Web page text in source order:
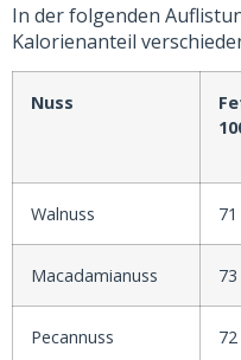
In der folgenden
Kalorienanteil
Nuss
Walnuss
Macadamianuss
Pecannuss